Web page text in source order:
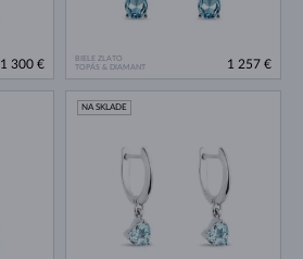
1 300 €
BIELE ZLATO
TOPÁS & DIAMANT
1 257 €
NA SKLADE